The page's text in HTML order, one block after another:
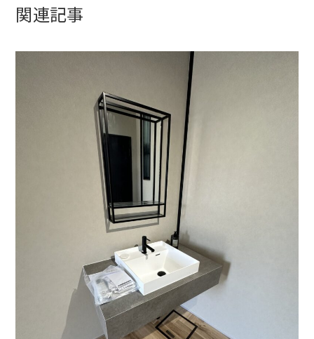
関連記事